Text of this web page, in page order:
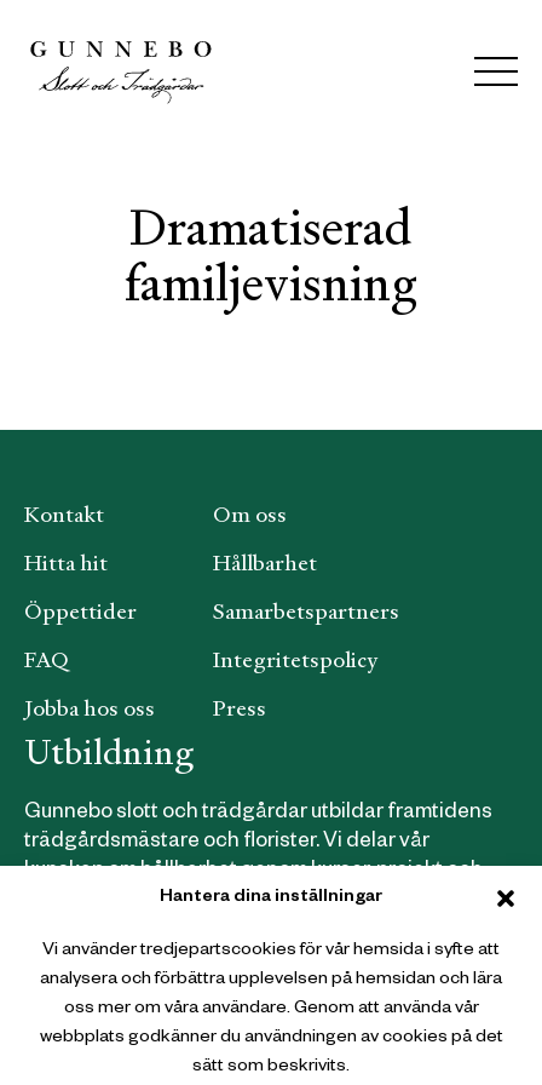
Hantera dina inställningar
Vi använder tredjepartscookies för vår hemsida i syfte att
analysera och förbättra upplevelsen på hemsidan och lära
oss mer om våra användare. Genom att använda vår
webbplats godkänner du användningen av cookies på det
sätt som beskrivits.
Dramatiserad
familjevisning
Gunnebo Slott och Trädgårdar
Kontakt
Hitta hit
Öppettider
FAQ
Jobba hos oss
Om oss
Hållbarhet
Samarbetspartners
Integritetspolicy
Press
Utbildning
Gunnebo slott och trädgårdar utbildar framtidens
trädgårdsmästare och florister. Vi delar vår
kunskap om hållbarhet genom kurser, projekt och
Läs mer om våra utbildningar här
Webbutik